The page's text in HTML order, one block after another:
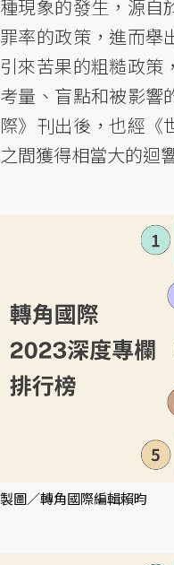
種現象的發生，源自
罪率的政策，進而舉
引來苦果的粗糙政策
考量、盲點和被影響
際》刊出後，也經《
之間獲得相當大的迴
製圖／轉角國際編輯賴昀